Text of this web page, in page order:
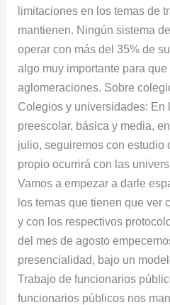
limitaciones en los temas de
mantienen. Ningún sistema
operar con más del 35% de
algo muy importante para
aglomeraciones. Sobre
Colegios y universidades: En
preescolar, básica y media,
julio, seguiremos con estudio
propio ocurrirá con las
Vamos a empezar a darle
los temas que tienen que ver
y con los respectivos
del mes de agosto
presencialidad, bajo un
Trabajo de funcionarios
funcionarios públicos nos